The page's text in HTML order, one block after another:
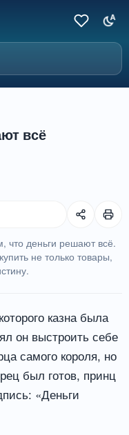
всё
что деньги решают всё.
не только товары,
казна была
он выстроить себе
самого короля, но
был готов, принц
«Деньги